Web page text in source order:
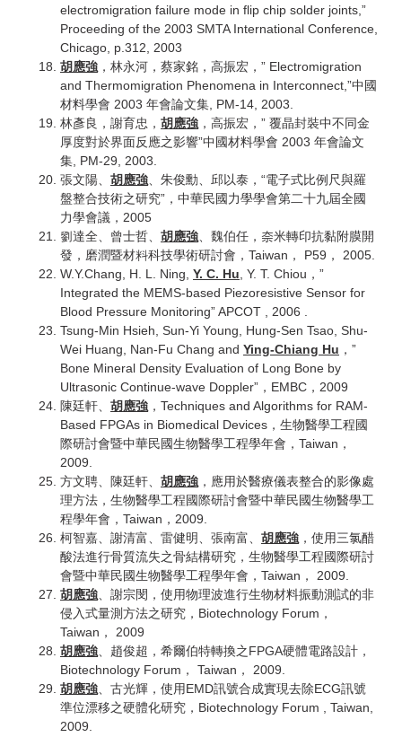
electromigration failure mode in flip chip solder joints,”
Proceeding of the 2003 SMTA International Conference,
Chicago, p.312, 2003
胡應強 ，林永河，蔡家銘，高振宏，” Electromigration
and Thermomigration Phenomena in Interconnect,”中國
材料學會 2003 年會論文集, PM-14, 2003.
林彥良，謝育忠， 胡應強 ，高振宏，” 覆晶封裝中不同金
厚度對於界面反應之影響”中國材料學會 2003 年會論文
集, PM-29, 2003.
張文陽、 胡應強、朱俊勳、邱以泰，“電子式比例尺與羅
盤整合技術之研究”，中華民國力學學會第二十九屆全國
力學會議，2005
劉達全、曾士哲、 胡應強、魏伯任，奈米轉印抗黏附膜開
發，磨潤暨材料科技學術研討會，Taiwan， P59， 2005.
W.Y.Chang, H. L. Ning, Y. C. Hu, Y. T. Chiou，”
Integrated the MEMS-based Piezoresistive Sensor for
Blood Pressure Monitoring” APCOT , 2006 .
Tsung-Min Hsieh, Sun-Yi Young, Hung-Sen Tsao, Shu-
Wei Huang, Nan-Fu Chang and Ying-Chiang Hu ，”
Bone Mineral Density Evaluation of Long Bone by
Ultrasonic Continue-wave Doppler”，EMBC，2009
陳廷軒、 胡應強 ，Techniques and Algorithms for RAM-
Based FPGAs in Biomedical Devices，生物醫學工程國
際研討會暨中華民國生物醫學工程學年會，Taiwan，
2009.
方文聘、陳廷軒、 胡應強 ，應用於醫療儀表整合的影像處
理方法，生物醫學工程國際研討會暨中華民國生物醫學工
程學年會，Taiwan，2009.
柯智嘉、謝清富、雷健明、張南富、 胡應強 ，使用三氯醋
酸法進行骨質流失之骨結構研究，生物醫學工程國際研討
會暨中華民國生物醫學工程學年會，Taiwan， 2009.
胡應強、謝宗閔，使用物理波進行生物材料振動測試的非
侵入式量測方法之研究，Biotechnology Forum，
Taiwan， 2009
胡應強、趙俊超，希爾伯特轉換之FPGA硬體電路設計，
Biotechnology Forum， Taiwan， 2009.
胡應強、古光輝，使用EMD訊號合成實現去除ECG訊號
準位漂移之硬體化研究，Biotechnology Forum , Taiwan,
2009.